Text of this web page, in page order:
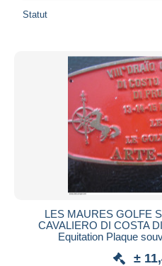
Statut
LES MAURES GOLFE
CAVALIERO DI COSTA
Equitation Plaque
±